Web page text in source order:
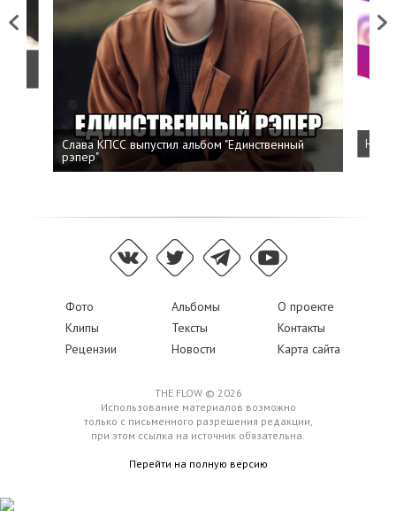
Previous
Слава КПСС выпустил альбом "Единственный
рэпер"
Next
Фото Альбомы
О проекте
Клипы
Тексты
Контакты
Рецензии
Новости Карта сайта
THE FLOW © 2026
Использование материалов возможно
только с письменного разрешения редакции,
при этом ссылка на источник обязательна.
Перейти на полную версию